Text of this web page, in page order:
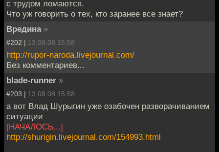
с трудом ломаются.
Что уж говорить о тех, кто заранее все знает?
Вредина »
#202 | 13.08.08 15:58
http://rupor-naroda.livejournal.com/
Без комментариев...
blade-runner »
#203 | 13.08.08 15:58
а вот Влад Шурыгин уже озабочен разворачиванием
ситуации
[НАЧАЛОСЬ...]
http://shurigin.livejournal.com/154993.html